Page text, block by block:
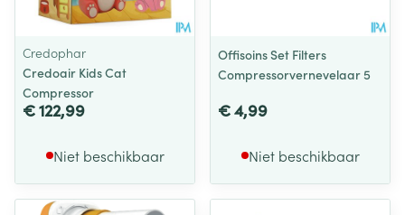
Credophar
Credoair Kids Cat
Compressor
€ 122,99
Niet beschikbaar
Offisoins Set Filters
Compressorvernevelaar 5
€ 4,99
Niet beschikbaar